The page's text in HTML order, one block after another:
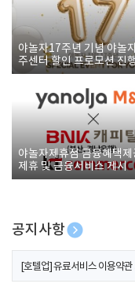
야놀자17주년 기념 야놀
주센터 할인 프로모션 진
야놀자제휴점 금융혜택제
제휴 및 금융서비스 게시
공지사항
[호텔업] 개인정보 처리방침 개
[호텔업] 유료서비스 이용약관